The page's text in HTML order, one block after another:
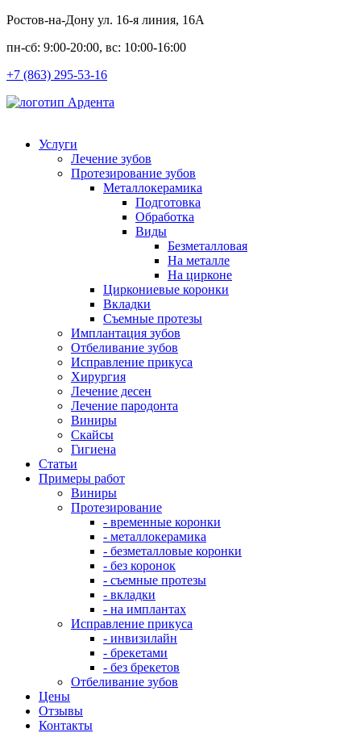
Ростов-на-Дону ул. 16-я линия, 16А
пн-сб: 9:00-20:00, вс: 10:00-16:00
+7 (863) 295-53-16
Услуги
Лечение зубов
Протезирование зубов
Металлокерамика
Подготовка
Обработка
Виды
Безметалловая
На металле
На цирконе
Циркониевые коронки
Вкладки
Съемные протезы
Имплантация зубов
Отбеливание зубов
Исправление прикуса
Хирургия
Лечение десен
Лечение пародонта
Виниры
Скайсы
Гигиена
Cтатьи
Примеры работ
Виниры
Протезирование
- временные коронки
- металлокерамика
- безметалловые коронки
- без коронок
- съемные протезы
- вкладки
- на имплантах
Исправление прикуса
- инвизилайн
- брекетами
- без брекетов
Отбеливание зубов
Цены
Отзывы
Контакты